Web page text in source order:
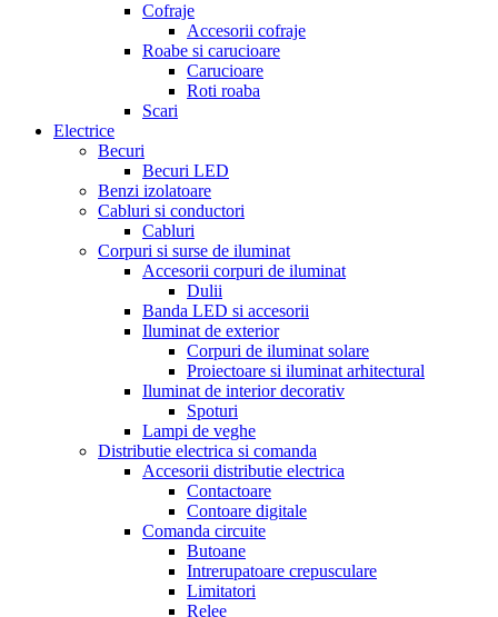
Cofraje
Accesorii cofraje
Roabe si carucioare
Carucioare
Roti roaba
Scari
Electrice
Becuri
Becuri LED
Benzi izolatoare
Cabluri si conductori
Cabluri
Corpuri si surse de iluminat
Accesorii corpuri de iluminat
Dulii
Banda LED si accesorii
Iluminat de exterior
Corpuri de iluminat solare
Proiectoare si iluminat arhitectural
Iluminat de interior decorativ
Spoturi
Lampi de veghe
Distributie electrica si comanda
Accesorii distributie electrica
Contactoare
Contoare digitale
Comanda circuite
Butoane
Intrerupatoare crepusculare
Limitatori
Relee